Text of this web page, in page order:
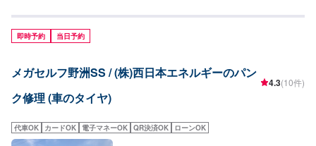
即時予約 当日予約
メガセルフ野洲SS / (株)西日本エネルギーのパン
ク修理 (車のタイヤ)
4.3(10件)
代車OK カードOK 電子マネーOK QR決済OK ローンOK